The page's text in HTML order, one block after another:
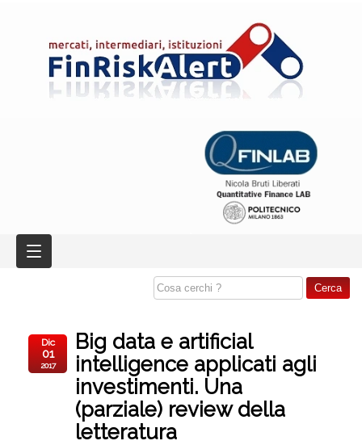
Big data e artificial
intelligence applicati agli
investimenti. Una
(parziale) review della
letteratura
Dic
01
2017